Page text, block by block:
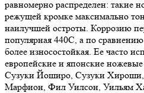
равномерно распределен: такие
режущей кромке максимально
наилучшей остроты. Коррозию
популярная 440С, а по
более износостойкая. Ее часто
европейские и японские
Сузуки Йоширо, Сузуки Хироши,
Марфион, Фил Уилсон, Уильям